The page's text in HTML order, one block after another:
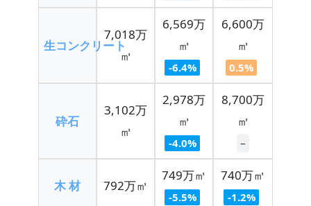
生コンクリート
7,018万
㎥
6,569万
㎥
-6.4%
6,600万
㎥
0.5%
砕石
3,102万
㎥
2,978万
㎥
-4.0%
8,700万
㎥
–
木 材 792万㎥
749万㎥
-5.5%
740万㎥
-1.2%